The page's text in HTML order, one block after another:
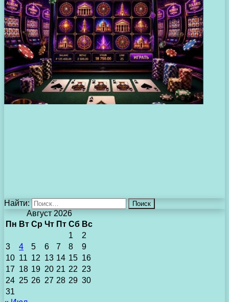
Найти:
Август 2026
Пн Вт Ср Чт Пт Сб Вс
1
2
3
4 5 6 7 8
9
10 11 12 13 14 15 16
17 18 19 20 21 22 23
24 25 26 27 28 29 30
31